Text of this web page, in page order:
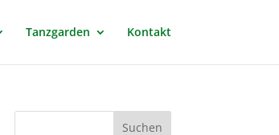
Tanzgarden Kontakt